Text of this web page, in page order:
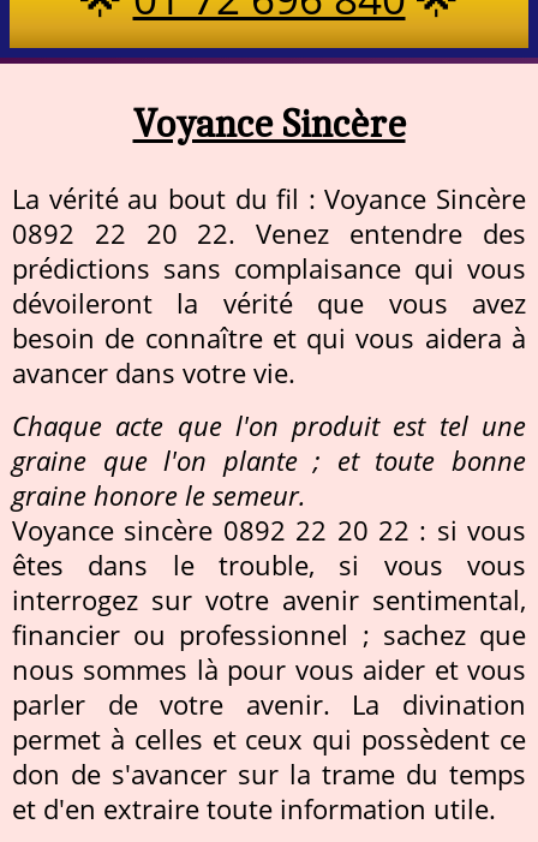
Voyance Sincère
La vérité au bout du fil : Voyance Sincère
0892 22 20 22. Venez entendre des
prédictions sans complaisance qui vous
dévoileront la vérité que vous avez
besoin de connaître et qui vous aidera à
avancer dans votre vie.
Chaque acte que l'on produit est tel une
graine que l'on plante ; et toute bonne
graine honore le semeur.
Voyance sincère 0892 22 20 22 : si vous
êtes dans le trouble, si vous vous
interrogez sur votre avenir sentimental,
financier ou professionnel ; sachez que
nous sommes là pour vous aider et vous
parler de votre avenir. La divination
permet à celles et ceux qui possèdent ce
don de s'avancer sur la trame du temps
et d'en extraire toute information utile.